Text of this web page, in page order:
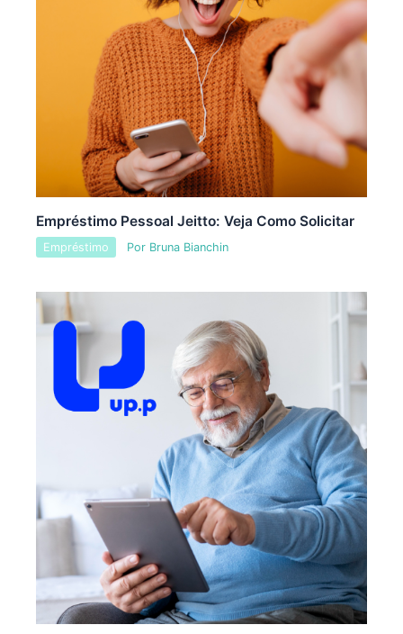
Empréstimo Pessoal Jeitto: Veja Como Solicitar
Empréstimo Por Bruna Bianchin